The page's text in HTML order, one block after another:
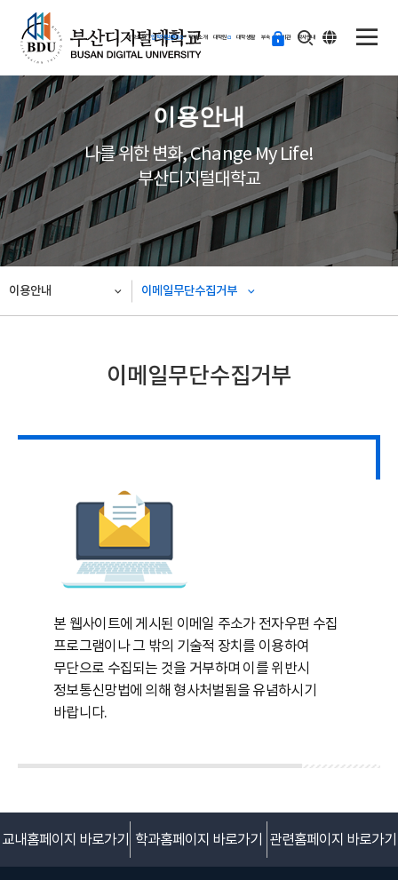
대학소개 입학지원센터 학과소개 대학원 대학생활 부속·부설기관 학사안내
등
기
ENG
이용안내
나를 위한 변화, Change My Life!
부산디지털대학교
이용안내 이메일무단수집거부
이메일무단수집거부
본 웹사이트에 게시된 이메일 주소가 전자우편 수집
프로그램이나 그 밖의 기술적 장치를 이용하여
무단으로 수집되는 것을 거부하며 이를 위반시
정보통신망법에 의해 형사처벌됨을 유념하시기
바랍니다.
교내홈페이지 바로가기 학과홈페이지 바로가기 관련홈페이지 바로가기